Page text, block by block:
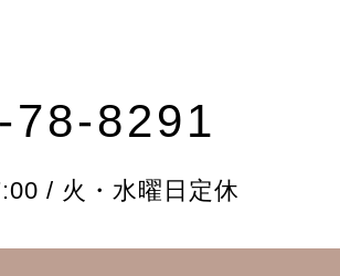
78-8291
/ 火・水曜日定休